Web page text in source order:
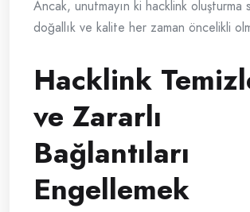
Ancak, unutmayın ki hacklink oluşturma
doğallık ve kalite her zaman öncelikli
Hacklink
ve Zararlı
Bağlantıları
Engellemek